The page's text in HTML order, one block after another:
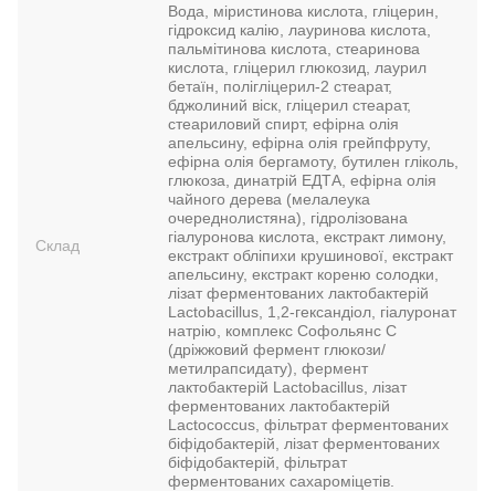
Склад
Вода, міристинова кислота, гліцерин,
гідроксид калію, лауринова кислота,
пальмітинова кислота, стеаринова
кислота, гліцерил глюкозид, лаурил
бетаїн, полігліцерил-2 стеарат,
бджолиний віск, гліцерил стеарат,
стеариловий спирт, ефірна олія
апельсину, ефірна олія грейпфруту,
ефірна олія бергамоту, бутилен гліколь,
глюкоза, динатрій ЕДТА, ефірна олія
чайного дерева (мелалеука
очереднолистяна), гідролізована
гіалуронова кислота, екстракт лимону,
екстракт обліпихи крушинової, екстракт
апельсину, екстракт кореню солодки,
лізат ферментованих лактобактерій
Lactobacillus, 1,2-гександіол, гіалуронат
натрію, комплекс Софольянс C
(дріжжовий фермент глюкози/
метилрапсидату), фермент
лактобактерій Lactobacillus, лізат
ферментованих лактобактерій
Lactococcus, фільтрат ферментованих
біфідобактерій, лізат ферментованих
біфідобактерій, фільтрат
ферментованих сахароміцетів.